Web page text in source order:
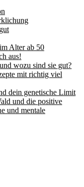
Alter ab 50
aus!
wozu sind sie gut?
mit richtig viel
dein genetische Limit
und die positive
und mentale